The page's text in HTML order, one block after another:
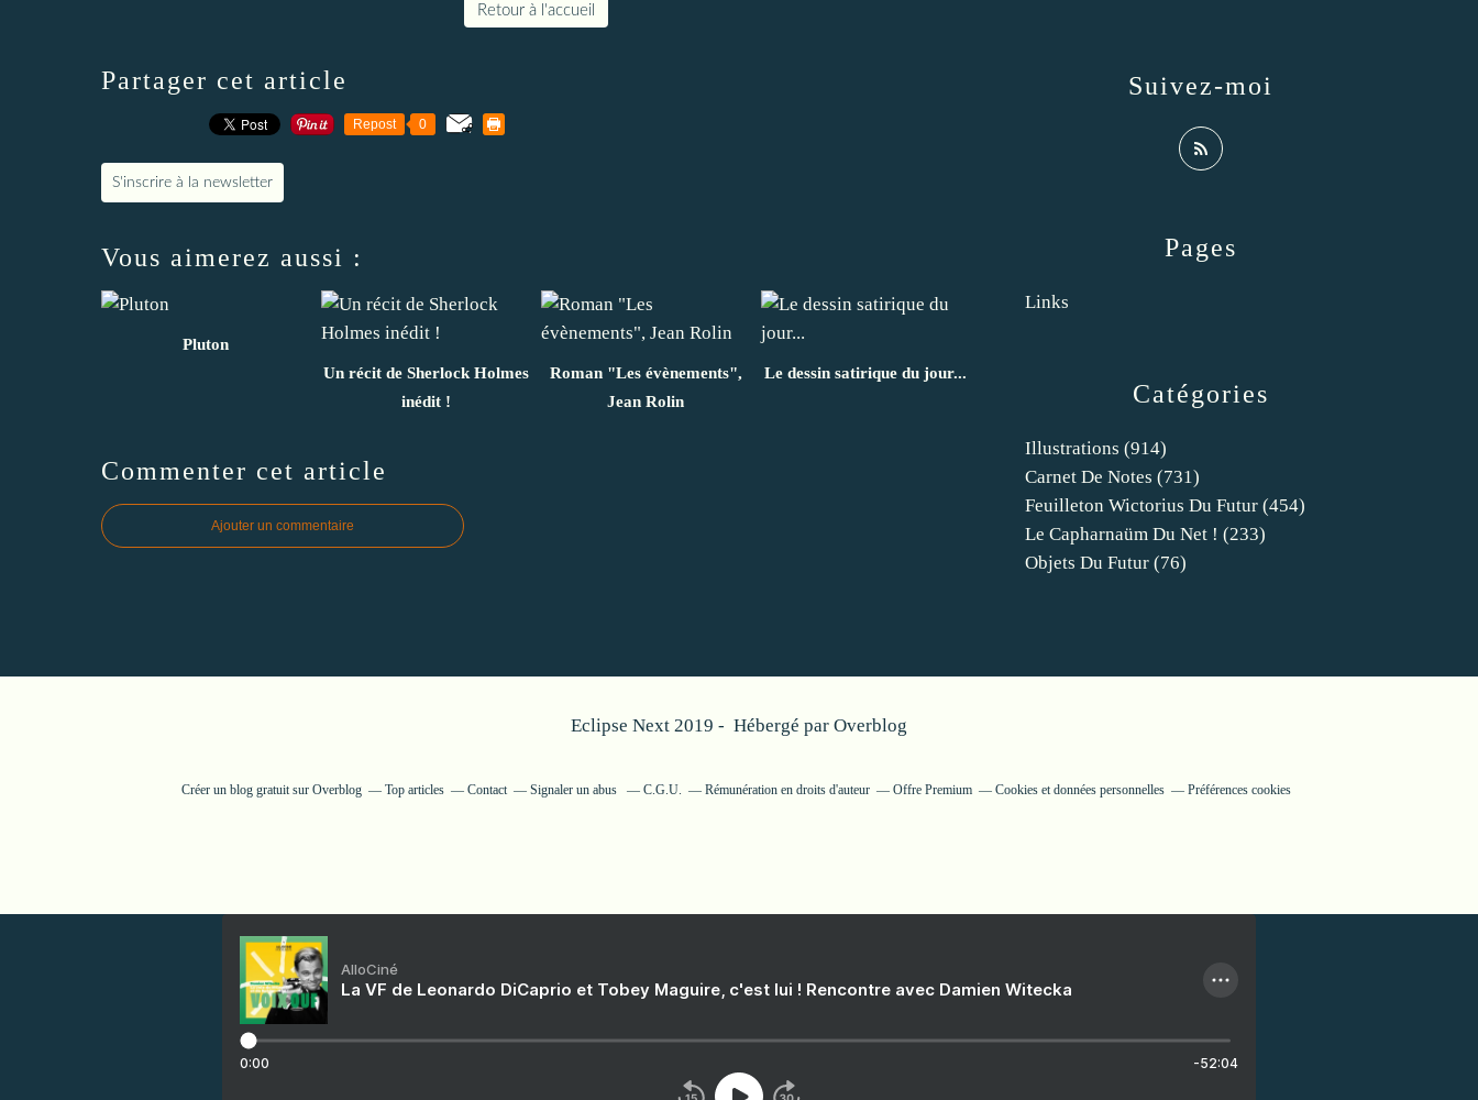
Retour à l'accueil
Partager cet article
Repost 0
S'inscrire à la newsletter
Vous aimerez aussi :
Pluton
Un récit de Sherlock Holmes
inédit !
Roman "Les évènements",
Jean Rolin
Le dessin satirique du jour...
Commenter cet article
Ajouter un commentaire
Catégories
Illustrations (914)
Carnet De Notes (731)
Feuilleton Wictorius Du Futur (454)
Le Capharnaüm Du Net ! (233)
Objets Du Futur (76)
Pages
Links
Suivez-moi
Eclipse Next 2019 - Hébergé par Overblog
Créer un blog gratuit sur Overblog Top articles Contact Signaler un abus C.G.U. Rémunération en droits d'auteur Offre Premium Cookies et données personnelles Préférences cookies
AlloCiné
La VF de Leonardo DiCaprio et Tobey Maguire, c'est lui ! Rencontre avec Damien Witecka
0:00 -52:04